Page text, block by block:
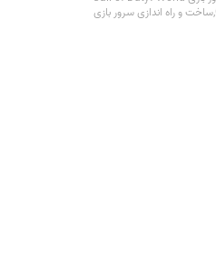
,ساخت و راه اندازی سرور بازی